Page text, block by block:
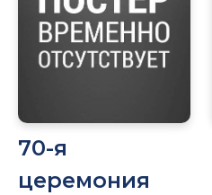
70-я
церемония